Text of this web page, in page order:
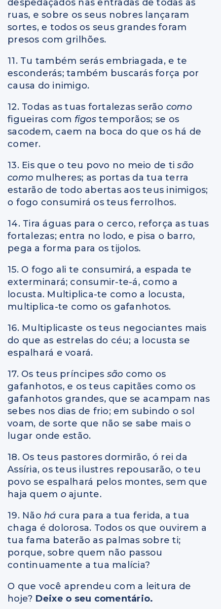
despedaçados nas entradas de todas as
ruas, e sobre os seus nobres lançaram
sortes, e todos os seus grandes foram
presos com grilhões.
11. Tu também serás embriagada, e te
esconderás; também buscarás força por
causa do inimigo.
12. Todas as tuas fortalezas serão como
figueiras com figos temporãos; se os
sacodem, caem na boca do que os há de
comer.
13. Eis que o teu povo no meio de tisão
como mulheres; as portas da tua terra
estarão de todo abertas aos teus inimigos;
o fogo consumirá os teus ferrolhos.
14. Tira águas para o cerco, reforça as tuas
fortalezas; entra no lodo, e pisa o barro,
pega a forma para os tijolos.
15. O fogo ali te consumirá, a espada te
exterminará; consumir-te-á, como a
locusta. Multiplica-te como a locusta,
multiplica-te como os gafanhotos.
16. Multiplicaste os teus negociantes mais
do que as estrelas do céu; a locusta se
espalhará e voará.
17. Os teus príncipes são como os
gafanhotos, e os teus capitães como os
gafanhotos grandes, que se acampam nas
sebes nos dias de frio; em subindo o sol
voam, de sorte que não se sabe mais o
lugar onde estão.
18. Os teus pastores dormirão, ó rei da
Assíria, os teus ilustres repousarão, o teu
povo se espalhará pelos montes, sem que
haja quem o ajunte.
19. Não há cura para a tua ferida, a tua
chaga é dolorosa. Todos os que ouvirem a
tua fama baterão as palmas sobre ti;
porque, sobre quem não passou
continuamente a tua malícia?
O que você aprendeu com a leitura de
hoje? Deixe o seu comentário.